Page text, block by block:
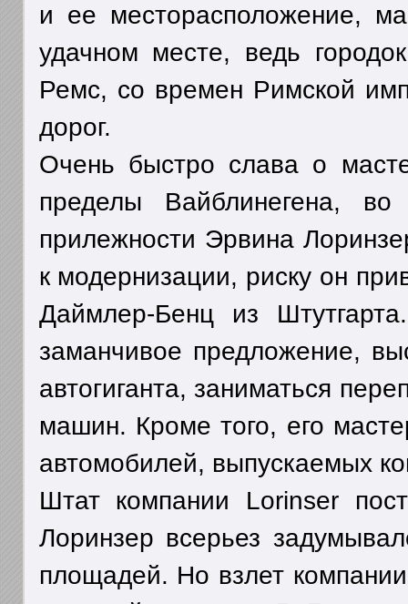
и ее месторасположение,
удачном месте, ведь
Ремс, со времен Римской
дорог.
Очень быстро слава о
пределы Вайблинегена,
прилежности Эрвина
к модернизации, риску он
Даймлер-Бенц из
заманчивое предложение,
автогиганта, заниматься
машин. Кроме того, его
автомобилей, выпускаемых
Штат компании Lorinser
Лоринзер всерьез
площадей. Но взлет